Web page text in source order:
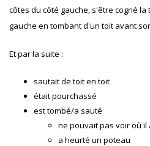
côtes du côté gauche, s'être cogné
gauche en tombant d'un toit avant
Et par la suite :
sautait de toit en toit
était pourchassé
est tombé/a sauté
ne pouvait pas voir où
a heurté un poteau